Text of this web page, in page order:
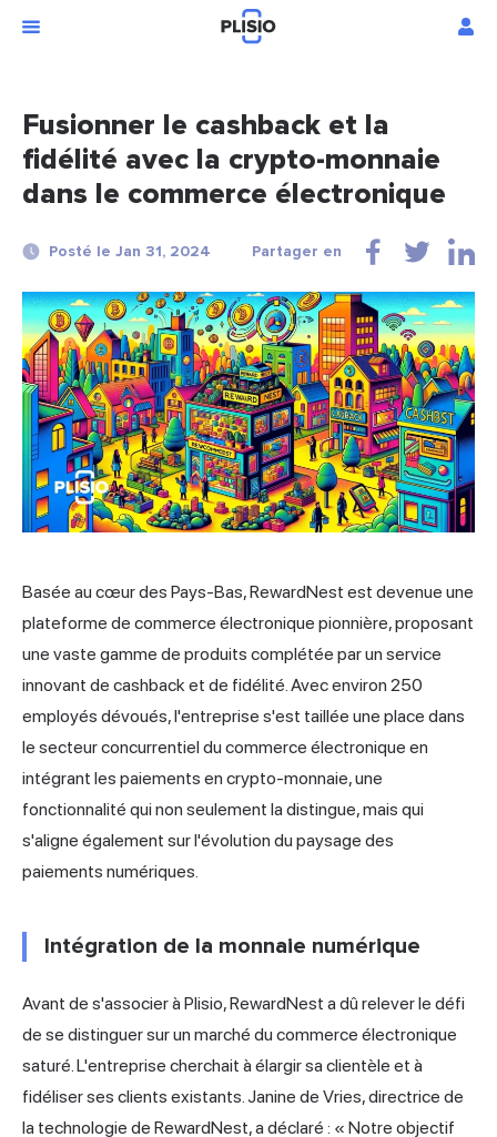
Fusionner le cashback et la
fidélité avec la crypto-monnaie
dans le commerce électronique
Posté le Jan 31, 2024 Partager en
Basée au cœur des Pays-Bas, RewardNest est devenue une
plateforme de commerce électronique pionnière, proposant
une vaste gamme de produits complétée par un service
innovant de cashback et de fidélité. Avec environ 250
employés dévoués, l'entreprise s'est taillée une place dans
le secteur concurrentiel du commerce électronique en
intégrant les paiements en crypto-monnaie, une
fonctionnalité qui non seulement la distingue, mais qui
s'aligne également sur l'évolution du paysage des
paiements numériques.
Intégration de la monnaie numérique
Avant de s'associer à Plisio, RewardNest a dû relever le défi
de se distinguer sur un marché du commerce électronique
saturé. L'entreprise cherchait à élargir sa clientèle et à
fidéliser ses clients existants. Janine de Vries, directrice de
la technologie de RewardNest, a déclaré : « Notre objectif